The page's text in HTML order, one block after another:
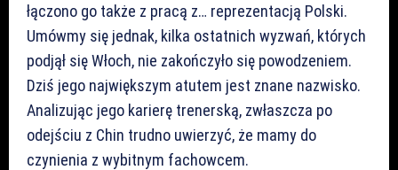
łączono go także z pracą z… reprezentacją Polski.
Umówmy się jednak, kilka ostatnich wyzwań, których
podjął się Włoch, nie zakończyło się powodzeniem.
Dziś jego największym atutem jest znane nazwisko.
Analizując jego karierę trenerską, zwłaszcza po
odejściu z Chin trudno uwierzyć, że mamy do
czynienia z wybitnym fachowcem.